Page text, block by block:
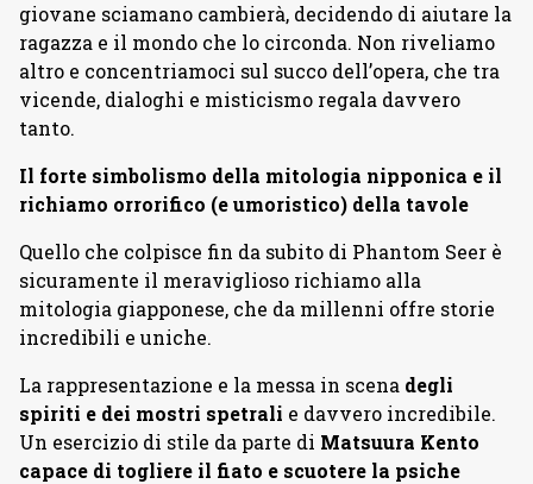
giovane sciamano cambierà, decidendo di aiutare la
ragazza e il mondo che lo circonda. Non riveliamo
altro e concentriamoci sul succo dell’opera, che tra
vicende, dialoghi e misticismo regala davvero
tanto.
Il forte simbolismo della mitologia nipponica e il
richiamo orrorifico (e umoristico) della tavole
Quello che colpisce fin da subito di Phantom Seer è
sicuramente il meraviglioso richiamo alla
mitologia giapponese, che da millenni offre storie
incredibili e uniche.
La rappresentazione e la messa in scena degli
spiriti e dei mostri spetrali e davvero incredibile.
Un esercizio di stile da parte di Matsuura Kento
capace di togliere il fiato e scuotere la psiche